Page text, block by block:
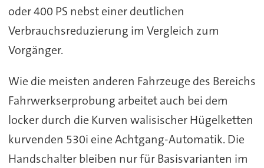
oder 400 PS nebst einer deutlichen
Verbrauchsreduzierung im Vergleich zum
Vorgänger.
Wie die meisten anderen Fahrzeuge des Bereichs
Fahrwerkserprobung arbeitet auch bei dem
locker durch die Kurven walisischer Hügelketten
kurvenden 530i eine Achtgang-Automatik. Die
Handschalter bleiben nur für Basisvarianten im